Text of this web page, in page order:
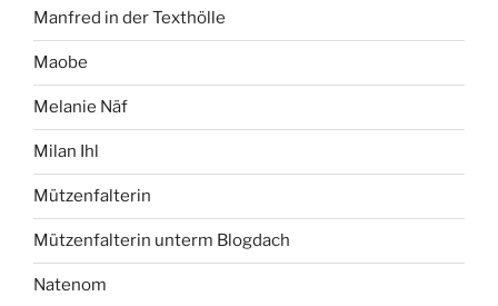
Manfred in der Texthölle
Maobe
Melanie Näf
Milan Ihl
Mützenfalterin
Mützenfalterin unterm Blogdach
Natenom